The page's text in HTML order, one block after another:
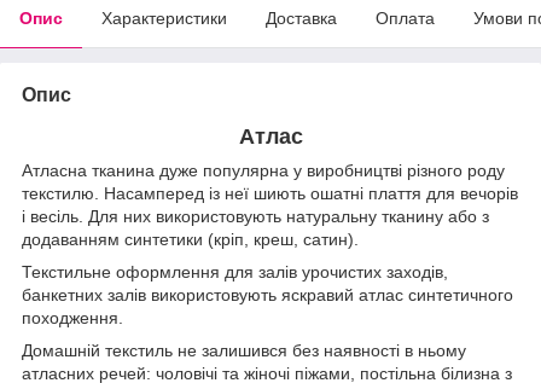
Опис Характеристики Доставка Оплата Умови
Опис
Атлас
Атласна тканина дуже популярна у виробництві різного роду
текстилю. Насамперед із неї шиють ошатні плаття для вечорів
і весіль. Для них використовують натуральну тканину або з
додаванням синтетики (кріп, креш, сатин).
Текстильне оформлення для залів урочистих заходів,
банкетних залів використовують яскравий атлас синтетичного
походження.
Домашній текстиль не залишився без наявності в ньому
атласних речей: чоловічі та жіночі піжами, постільна білизна з